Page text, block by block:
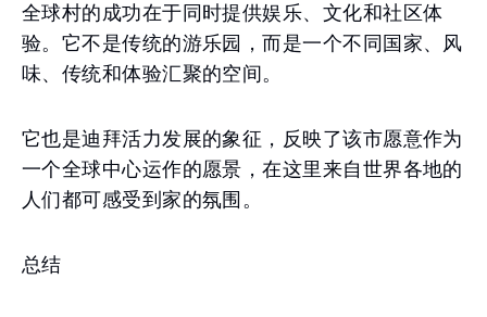
全球村的成功在于同时提供娱乐、文化和社区体
验。它不是传统的游乐园，而是一个不同国家、风
味、传统和体验汇聚的空间。
它也是迪拜活力发展的象征，反映了该市愿意作为
一个全球中心运作的愿景，在这里来自世界各地的
人们都可感受到家的氛围。
总结